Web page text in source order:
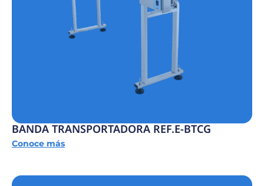
BANDA TRANSPORTADORA REF.E-BTCG
Conoce más